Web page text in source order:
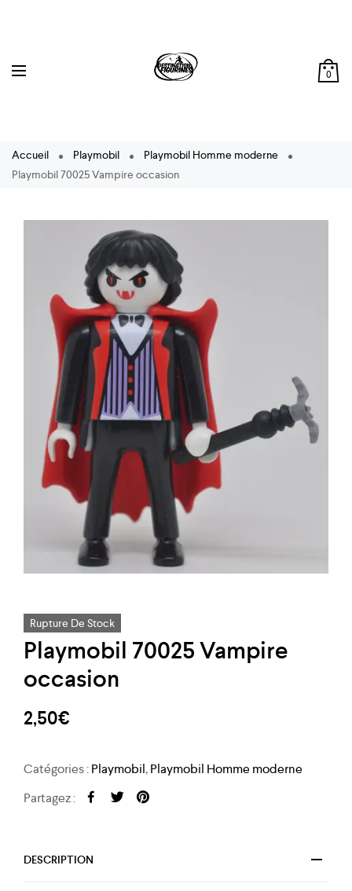
0
Accueil Playmobil
Playmobil Homme moderne
Playmobil 70025 Vampire occasion
Rupture De Stock
Playmobil 70025 Vampire
occasion
2,50€
Catégories :Playmobil,Playmobil Homme moderne
Partagez :
DESCRIPTION